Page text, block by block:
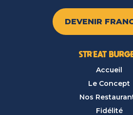
DEVENIR
STR’EAT
Accueil
Le Concept
Nos
Fidélité